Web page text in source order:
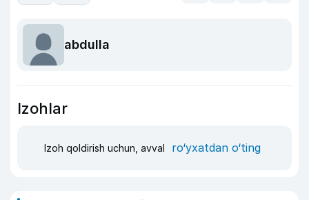
abdulla
Izohlar
Izoh qoldirish uchun, avval ro‘yxatdan o‘ting